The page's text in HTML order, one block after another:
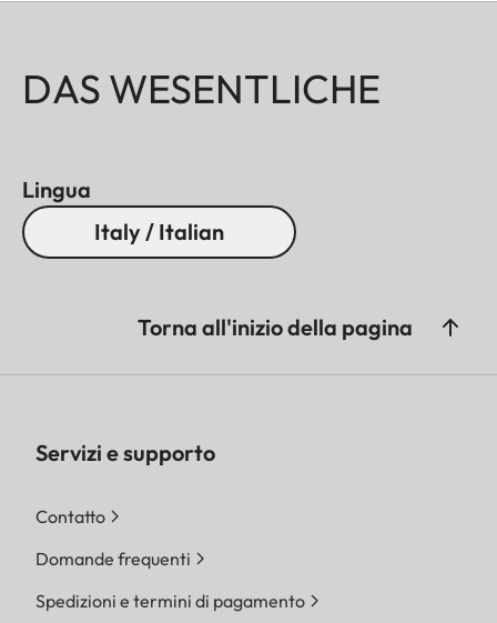
DAS WESENTLICHE
Lingua
Italy / Italian
Torna all'inizio della pagina
Servizi e supporto
Contatto
Domande frequenti
Spedizioni e termini di pagamento